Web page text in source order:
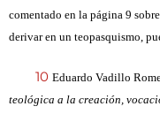
comentado en la página 9
derivar en un teopasquismo,
10 Eduardo Vadillo
teológica a la creación,